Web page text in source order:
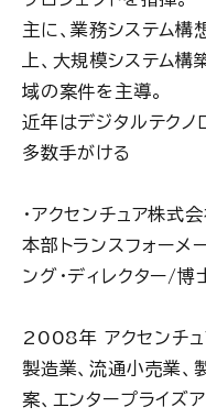
主に、業務システム構
上、大規模システム構
域の案件を主導。
近年はデジタルテク
多数手がける
・アクセンチュア株式
本部トランスフォーメ
ング・ディレクター/博
2008年 アクセンチュ
製造業、流通小売業、
案、エンタープライズ